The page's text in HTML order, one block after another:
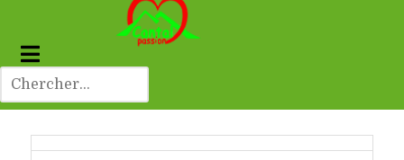
Dernier résultat